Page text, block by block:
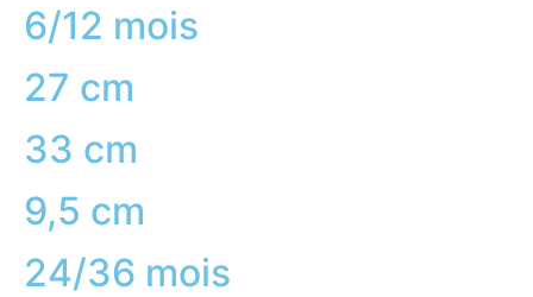
6/12 mois
27 cm
33 cm
9,5 cm
24/36 mois